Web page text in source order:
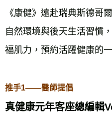
《康健》遠赴瑞典斯德哥
自然環境與後天生活習慣
福肌力，預約活躍健康的一
推手1——醫師提倡
真健康元年客座總編輯